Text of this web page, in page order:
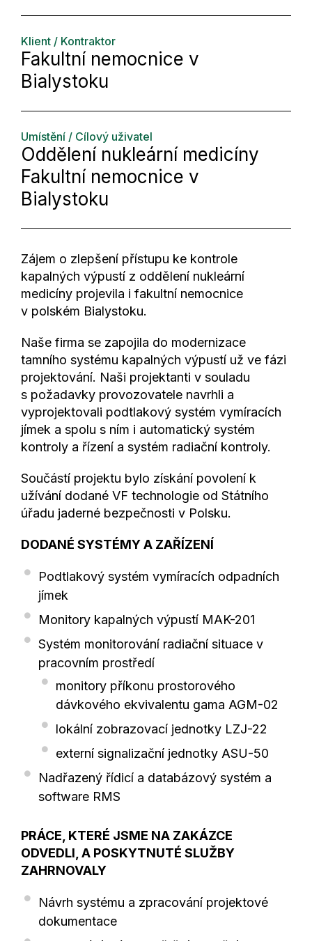
Klient / Kontraktor
Fakultní nemocnice v
Bialystoku
Umístění / Cílový uživatel
Oddělení nukleární medicíny
Fakultní nemocnice v
Bialystoku
Zájem o zlepšení přístupu ke kontrole
kapalných výpustí z oddělení nukleární
medicíny projevila i fakultní nemocnice
v polském Bialystoku.
Naše firma se zapojila do modernizace
tamního systému kapalných výpustí už ve fázi
projektování. Naši projektanti v souladu
s požadavky provozovatele navrhli a
vyprojektovali podtlakový systém vymíracích
jímek a spolu s ním i automatický systém
kontroly a řízení a systém radiační kontroly.
Součástí projektu bylo získání povolení k
užívání dodané VF technologie od Státního
úřadu jaderné bezpečnosti v Polsku.
DODANÉ SYSTÉMY A ZAŘÍZENÍ
Podtlakový systém vymíracích odpadních
jímek
Monitory kapalných výpustí MAK-201
Systém monitorování radiační situace v
pracovním prostředí
monitory příkonu prostorového
dávkového ekvivalentu gama AGM-02
lokální zobrazovací jednotky LZJ-22
externí signalizační jednotky ASU-50
Nadřazený řídicí a databázový systém a
software RMS
PRÁCE, KTERÉ JSME NA ZAKÁZCE
ODVEDLI, A POSKYTNUTÉ SLUŽBY
ZAHRNOVALY
Návrh systému a zpracování projektové
dokumentace